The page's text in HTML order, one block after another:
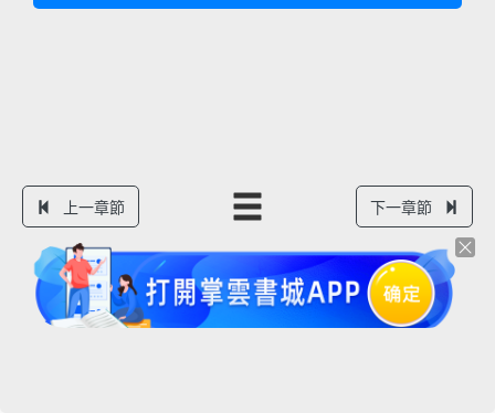
上一章節 下一章節